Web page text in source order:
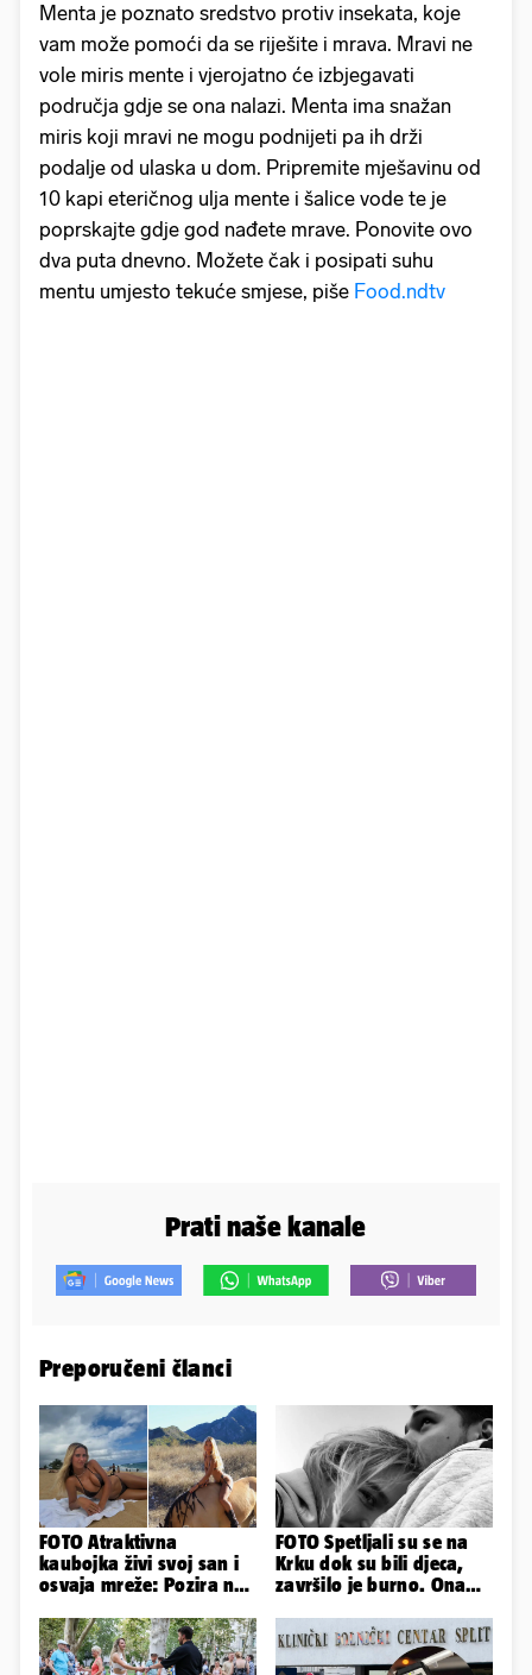
Menta je poznato sredstvo protiv insekata, koje
vam može pomoći da se riješite i mrava. Mravi ne
vole miris mente i vjerojatno će izbjegavati
područja gdje se ona nalazi. Menta ima snažan
miris koji mravi ne mogu podnijeti pa ih drži
podalje od ulaska u dom. Pripremite mješavinu od
10 kapi eteričnog ulja mente i šalice vode te je
poprskajte gdje god nađete mrave. Ponovite ovo
dva puta dnevno. Možete čak i posipati suhu
mentu umjesto tekuće smjese, piše Food.ndtv
Prati naše kanale
Preporučeni članci
FOTO Atraktivna
kaubojka živi svoj san i
osvaja mreže: Pozira na
rodeu...
FOTO Spetljali su se na
Krku dok su bili djeca,
završilo je burno. Ona